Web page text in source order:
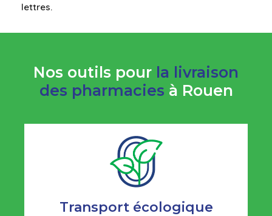
lettres.
Nos outils pour la livraison
des pharmacies à Rouen
Transport écologique